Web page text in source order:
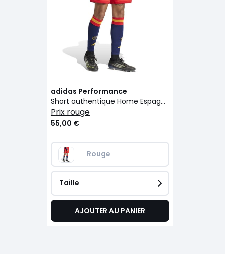
adidas Performance
Short authentique Home Espagne, Coupe du monde 2026
prix rouge
55,00 €
Rouge
Taille
AJOUTER AU PANIER